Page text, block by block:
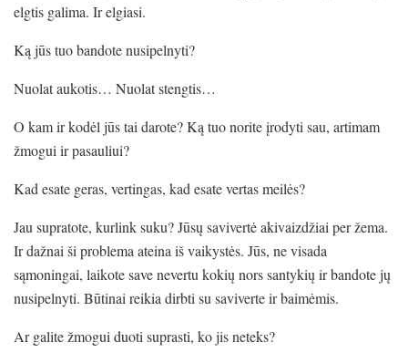
elgtis galima. Ir elgiasi.
Ką jūs tuo bandote nusipelnyti?
Nuolat aukotis… Nuolat stengtis…
O kam ir kodėl jūs tai darote? Ką tuo norite įrodyti sau, artimam
žmogui ir pasauliui?
Kad esate geras, vertingas, kad esate vertas meilės?
Jau supratote, kurlink suku? Jūsų savivertė akivaizdžiai per žema.
Ir dažnai ši problema ateina iš vaikystės. Jūs, ne visada
sąmoningai, laikote save nevertu kokių nors santykių ir bandote jų
nusipelnyti. Būtinai reikia dirbti su saviverte ir baimėmis.
Ar galite žmogui duoti suprasti, ko jis neteks?